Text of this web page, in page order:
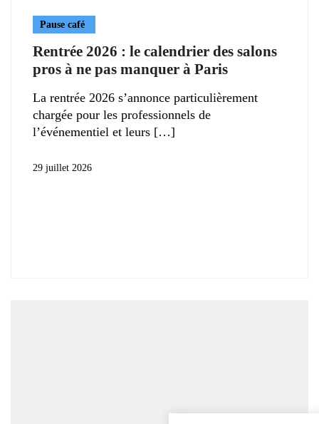
Pause café
Rentrée 2026 : le calendrier des salons
pros à ne pas manquer à Paris
La rentrée 2026 s’annonce particulièrement
chargée pour les professionnels de
l’événementiel et leurs
29 juillet 2026